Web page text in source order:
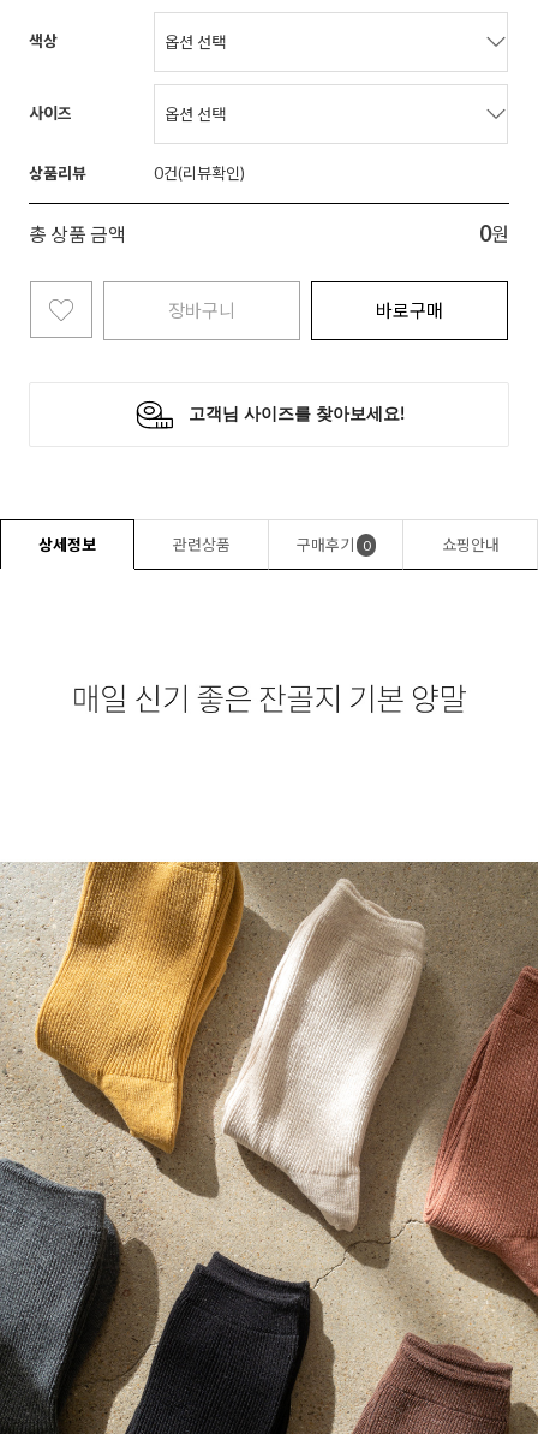
색상
사이즈
상품리뷰 0
총 상품 금액 0원
장바구니 바로구매
상세정보 관련상품 구매후기 0 쇼핑안내